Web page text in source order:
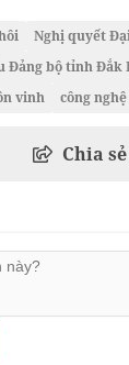
Nghị quyết
Đảng bộ tỉnh Đắk
vinh
công nghệ
Chia sẻ